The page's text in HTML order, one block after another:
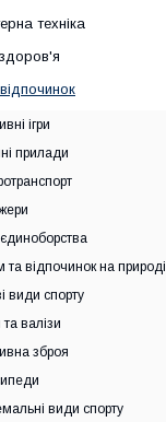
техніка
ігри
прилади
єдиноборства
та відпочинок на природі
види спорту
валізи
зброя
види спорту